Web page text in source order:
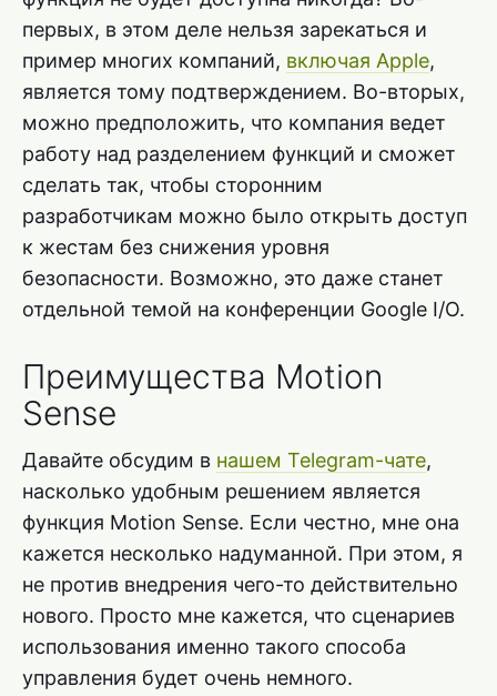
первых, в этом деле нельзя зарекаться и
пример многих компаний, включая Apple,
является тому подтверждением. Во-вторых,
можно предположить, что компания ведет
работу над разделением функций и сможет
сделать так, чтобы сторонним
разработчикам можно было открыть доступ
к жестам без снижения уровня
безопасности. Возможно, это даже станет
отдельной темой на конференции Google I/O.
Преимущества Motion
Sense
Давайте обсудим в нашем Telegram-чате,
насколько удобным решением является
функция Motion Sense. Если честно, мне она
кажется несколько надуманной. При этом, я
не против внедрения чего-то действительно
нового. Просто мне кажется, что сценариев
использования именно такого способа
управления будет очень немного.